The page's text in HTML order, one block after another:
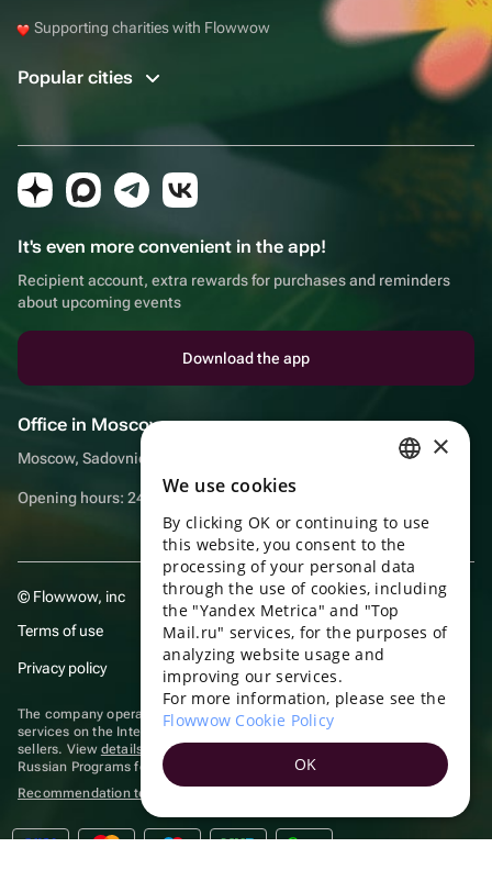
Supporting charities with Flowwow
Popular cities
It's even more convenient in the app!
Recipient account, extra rewards for purchases and reminders
about upcoming events
Download the app
Office in Moscow
Moscow, Sadovnicheskaya embankment, 9, room 2/3
Opening hours: 24/7
© Flowwow, inc
Terms of use
Privacy policy
The company operates in the information technology sector, providing
services on the Internet for placing offers (listings) of goods for sale by
sellers. View details of software
included in the Unified Register of
Russian Programs for Electronic Computers and Databases.
Recommendation technologies
ENGLISH
UKRAINIAN
PORTUGUESE
SPANISH
TURKISH
×
We use cookies
By clicking OK or continuing to use
this website, you consent to the
processing of your personal data
through the use of cookies, including
the "Yandex Metrica" and "Top
Mail.ru" services, for the purposes of
analyzing website usage and
improving our services.
For more information, please see the
Flowwow Cookie Policy
OK